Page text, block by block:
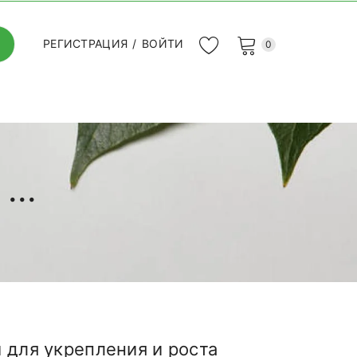
РЕГИСТРАЦИЯ / ВОЙТИ 0
для укрепления и роста